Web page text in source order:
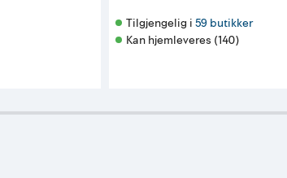
Tilgjengelig i 59 butikker
Kan hjemleveres (140)